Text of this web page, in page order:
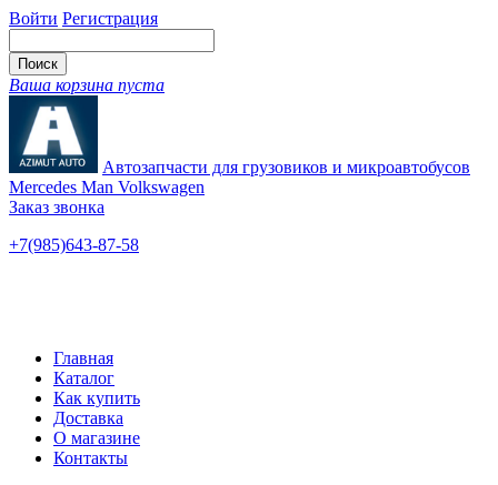
Войти Регистрация
Ваша корзина пуста
Автозапчасти для грузовиков и микроавтобусов
Mercedes Man Volkswagen
Заказ звонка
+7(985)643-87-58
Главная
Каталог
Как купить
Доставка
О магазине
Контакты